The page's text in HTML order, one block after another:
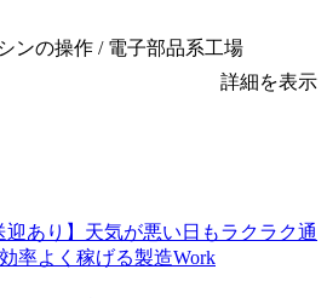
ンの操作 / 電子部品系工場
詳細を表示